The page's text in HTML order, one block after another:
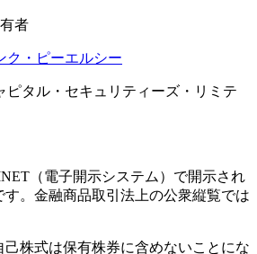
者
ク・ピーエルシー
ピタル・セキュリティーズ・リミテ
（電子開示システム）で開示され
。金融商品取引法上の公衆縦覧では
株式は保有株券に含めないことにな